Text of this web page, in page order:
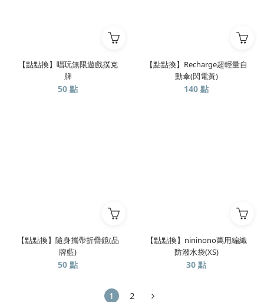
【點點換】唱玩無限遊戲撲克
牌
50 點
【點點換】Recharge超輕量自
動傘(閃電黃)
140 點
【點點換】隨身攜帶折疊鏡(品
牌藍)
50 點
【點點換】nininono萬用編織
防潑水袋(XS)
30 點
1 2